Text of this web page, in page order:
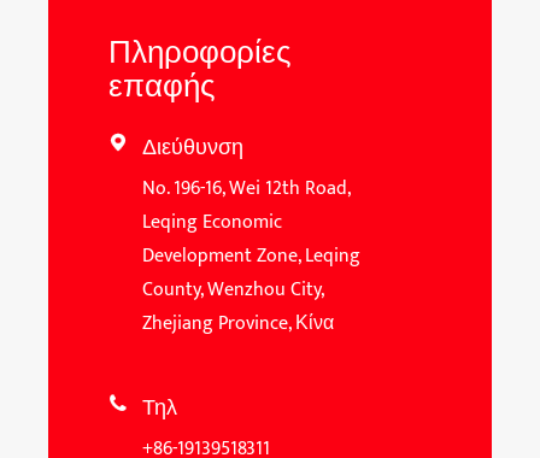
Πληροφορίες
επαφής
 Διεύθυνση
No. 196-16, Wei 12th Road,
Leqing Economic
Development Zone, Leqing
County, Wenzhou City,
Zhejiang Province, Κίνα
 Τηλ
+86-19139518311